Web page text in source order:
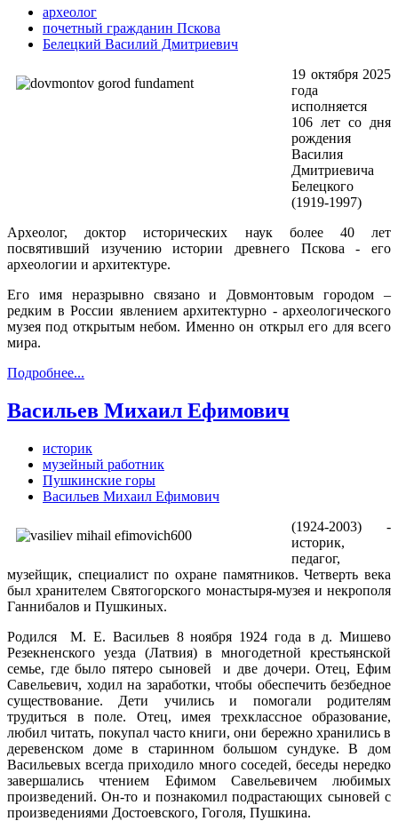
археолог
почетный гражданин Пскова
Белецкий Василий Дмитриевич
19 октября 2025
года
исполняется
106 лет со дня
рождения
Василия
Дмитриевича
Белецкого
(1919-1997)
Археолог, доктор исторических наук более 40 лет
посвятивший изучению истории древнего Пскова - его
археологии и архитектуре.
Его имя неразрывно связано и Довмонтовым городом –
редким в России явлением архитектурно - археологического
музея под открытым небом. Именно он открыл его для всего
мира.
Подробнее...
Васильев Михаил Ефимович
историк
музейный работник
Пушкинские горы
Васильев Михаил Ефимович
(1924-2003) -
историк,
педагог,
музейщик, специалист по охране памятников. Четверть века
был хранителем Святогорского монастыря-музея и некрополя
Ганнибалов и Пушкиных.
Родился М. Е. Васильев 8 ноября 1924 года в д. Мишево
Резекненского уезда (Латвия) в многодетной крестьянской
семье, где было пятеро сыновей и две дочери. Отец, Ефим
Савельевич, ходил на заработки, чтобы обеспечить безбедное
существование. Дети учились и помогали родителям
трудиться в поле. Отец, имея трехклассное образование,
любил читать, покупал часто книги, они бережно хранились в
деревенском доме в старинном большом сундуке. В дом
Васильевых всегда приходило много соседей, беседы нередко
завершались чтением Ефимом Савельевичем любимых
произведений. Он-то и познакомил подрастающих сыновей с
произведениями Достоевского, Гоголя, Пушкина.